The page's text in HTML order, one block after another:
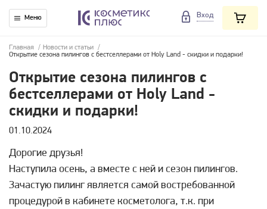
Меню Вход
Главная / Новости и статьи /
Открытие сезона пилингов с бестселлерами от Holy Land - скидки и подарки!
Открытие сезона пилингов с
бестселлерами от Holy Land -
скидки и подарки!
01.10.2024
Дорогие друзья!
Наступила осень, а вместе с ней и сезон пилингов.
Зачастую пилинг является самой востребованной
процедурой в кабинете косметолога, т.к. при